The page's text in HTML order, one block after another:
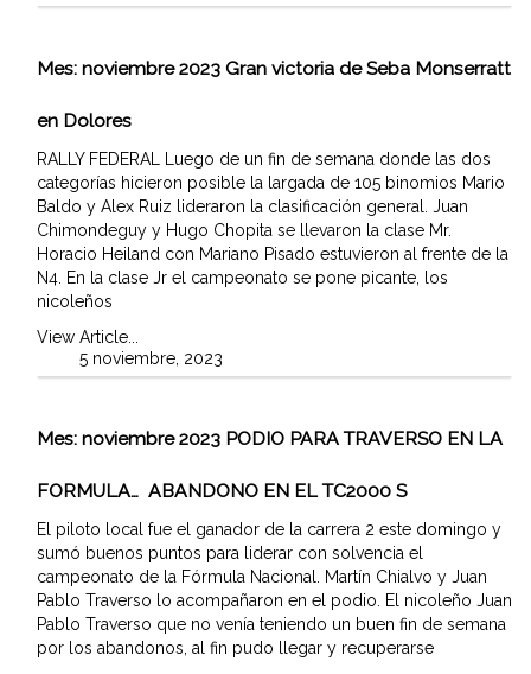
Mes: noviembre 2023 Gran victoria de Seba Monserratt
en Dolores
RALLY FEDERAL Luego de un fin de semana donde las dos
categorías hicieron posible la largada de 105 binomios Mario
Baldo y Alex Ruiz lideraron la clasificación general. Juan
Chimondeguy y Hugo Chopita se llevaron la clase Mr.
Horacio Heiland con Mariano Pisado estuvieron al frente de la
N4. En la clase Jr el campeonato se pone picante, los
nicoleños
View Article...
5 noviembre, 2023
Mes: noviembre 2023 PODIO PARA TRAVERSO EN LA
FORMULA… ABANDONO EN EL TC2000 S
El piloto local fue el ganador de la carrera 2 este domingo y
sumó buenos puntos para liderar con solvencia el
campeonato de la Fórmula Nacional. Martín Chialvo y Juan
Pablo Traverso lo acompañaron en el podio. El nicoleño Juan
Pablo Traverso que no venía teniendo un buen fin de semana
por los abandonos, al fin pudo llegar y recuperarse